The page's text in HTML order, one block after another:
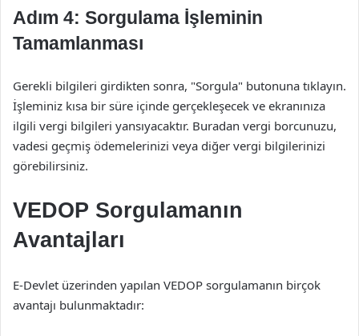
Adım 4: Sorgulama İşleminin
Tamamlanması
Gerekli bilgileri girdikten sonra, "Sorgula" butonuna tıklayın.
İşleminiz kısa bir süre içinde gerçekleşecek ve ekranınıza
ilgili vergi bilgileri yansıyacaktır. Buradan vergi borcunuzu,
vadesi geçmiş ödemelerinizi veya diğer vergi bilgilerinizi
görebilirsiniz.
VEDOP Sorgulamanın
Avantajları
E-Devlet üzerinden yapılan VEDOP sorgulamanın birçok
avantajı bulunmaktadır: